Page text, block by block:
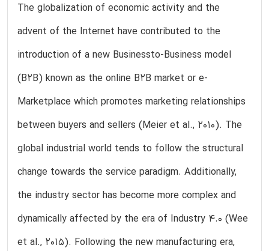
The globalization of economic activity and the
advent of the Internet have contributed to the
introduction of a new Businessto-Business model
(B2B) known as the online B2B market or e-
Marketplace which promotes marketing relationships
between buyers and sellers (Meier et al., 2010). The
global industrial world tends to follow the structural
change towards the service paradigm. Additionally,
the industry sector has become more complex and
dynamically affected by the era of Industry 4.0 (Wee
et al., 2015). Following the new manufacturing era,